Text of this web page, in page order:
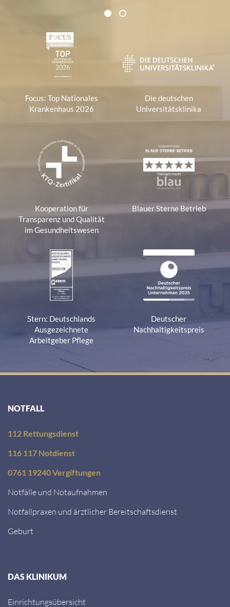
Zertifikate und Verbände
1 2
Focus: Top Nationales
Krankenhaus 2026
Die deutschen
Universitätsklinika
Kooperation für
Transparenz und Qualität
im Gesundheitswesen
Blauer Sterne Betrieb
Stern: Deutschlands
Ausgezeichnete
Arbeitgeber Pflege
Deutscher
Nachhaltigkeitspreis
NOTFALL
112 Rettungsdienst
116 117 Notdienst
0761 19240 Vergiftungen
Notfälle und Notaufnahmen
Notfallpraxen und ärztlicher Bereitschaftsdienst
Geburt
DAS KLINIKUM
Einrichtungsübersicht